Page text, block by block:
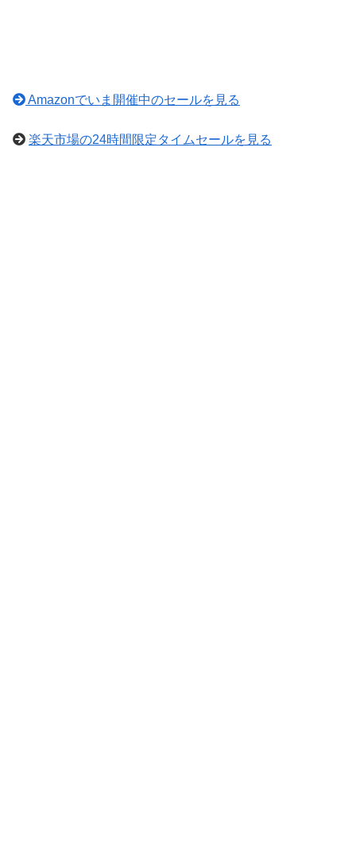
Amazonでいま開催中のセールを見る
楽天市場の24時間限定タイムセールを見る